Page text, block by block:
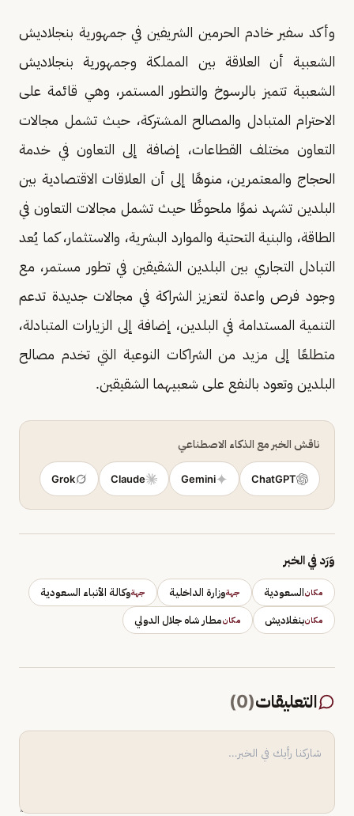
وأكد سفير خادم الحرمين الشريفين في جمهورية بنجلاديش
الشعبية أن العلاقة بين المملكة وجمهورية بنجلاديش
الشعبية تتميز بالرسوخ والتطور المستمر، وهي قائمة على
الاحترام المتبادل والمصالح المشتركة، حيث تشمل مجالات
التعاون مختلف القطاعات، إضافة إلى التعاون في خدمة
الحجاج والمعتمرين، منوهًا إلى أن العلاقات الاقتصادية بين
البلدين تشهد نموًا ملحوظًا حيث تشمل مجالات التعاون في
الطاقة، والبنية التحتية والموارد البشرية، والاستثمار، كما يُعد
التبادل التجاري بين البلدين الشقيقين في تطور مستمر، مع
وجود فرص واعدة لتعزيز الشراكة في مجالات جديدة تدعم
التنمية المستدامة في البلدين، إضافة إلى الزيارات المتبادلة،
متطلعًا إلى مزيد من الشراكات النوعية التي تخدم مصالح
البلدين وتعود بالنفع على شعبيهما الشقيقين.
ناقش الخبر مع الذكاء الاصطناعي
ChatGPT
Gemini
Claude
Grok
وَرَد في الخبر
مكانالسعودية جهةوزارة الداخلية جهةوكالة الأنباء السعودية
مكانبنغلاديش مكانمطار شاه جلال الدولي
التعليقات(
0
)